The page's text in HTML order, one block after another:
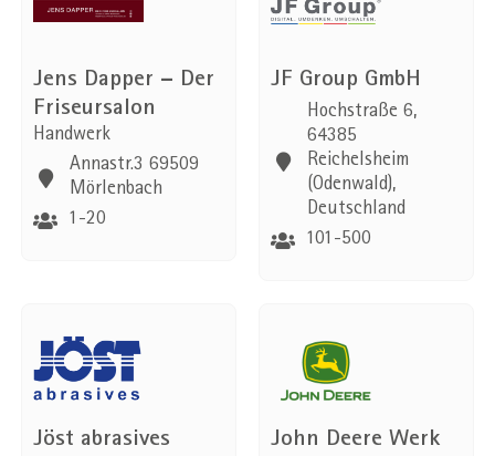
Jens Dapper – Der
Friseursalon
Handwerk
Annastr.3 69509
Mörlenbach
1-20
JF Group GmbH
Hochstraße 6,
64385
Reichelsheim
(Odenwald),
Deutschland
101-500
Jöst abrasives
John Deere Werk